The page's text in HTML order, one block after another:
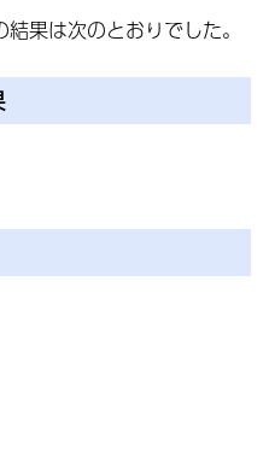
果は次のとおりでした。